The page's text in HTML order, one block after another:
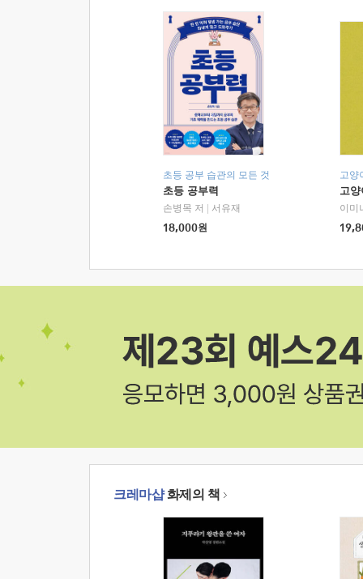
초등 공부 습관의 모든 것
초등 공부력
손병목 저
서유재
18,000원
고양
고
이미
크레마샵화제의 책